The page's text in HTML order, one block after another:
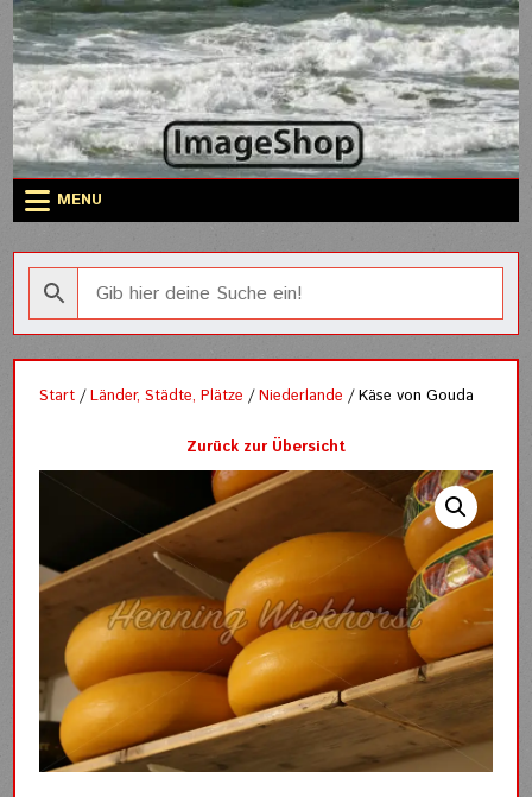
Skip
to
content
MENU
Start /Länder, Städte, Plätze /Niederlande / Käse von Gouda
Zurück zur Übersicht